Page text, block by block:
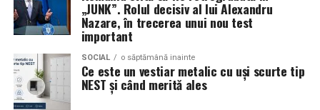
CREATIVE AVOCADOS; ALCHEMICO.
Partener social: Asociația „România Zâmbește”.
Distribuitor:
T.R.I.B.E. Films.
Pentru informații suplimentare despre proiect și
🌐http://eyes-shut.forzajuniorcostuleni.ro
📩 acsfjc@gmail.com
„JUNK”. Rolul decisiv al lui Alexandru
Nazare, în trecerea unui nou test
important
SOCIAL o săptămână inainte
Ce este un vestiar metalic cu uși scurte tip
NEST și când merită ales